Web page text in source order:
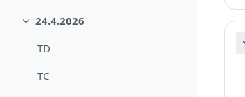
Minimizza
24.4.2026
TD
TC